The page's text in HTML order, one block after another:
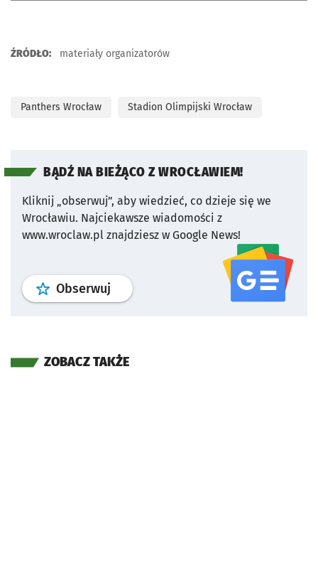
ŹRÓDŁO: materiały organizatorów
Panthers Wrocław Stadion Olimpijski Wrocław
BĄDŹ NA BIEŻĄCO Z WROCŁAWIEM!
Kliknij „obserwuj”, aby wiedzieć, co dzieje się we
Wrocławiu. Najciekawsze wiadomości z
www.wroclaw.pl znajdziesz w Google News!
Obserwuj profil serwisu
ZOBACZ TAKŻE